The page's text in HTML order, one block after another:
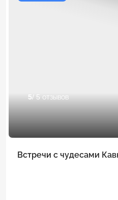
5/ 5 отзывов
Встречи с чудесами